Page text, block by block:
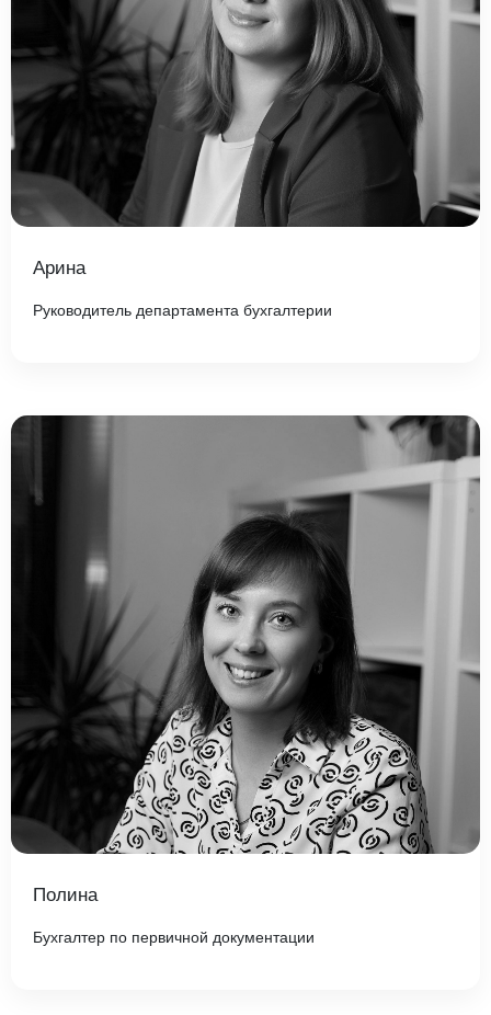
Арина
Руководитель департамента бухгалтерии
Полина
Бухгалтер по первичной документации